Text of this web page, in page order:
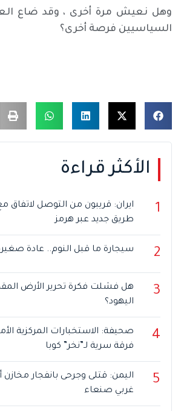
وهل نعيش مرة أخرى ، وقد ضاع
السياسيين فرصة أخرى؟
الأكثر قراءة
1
ايران: قريبون من التوصل لاتفاق
طريق جديد عبر هرمز
2 سيجارة ما قبل النوم.. عادة
3
هل فشلت فكرة تحرير الأرض
اليهود؟
4
صحيفة: الاستخبارات المركزية
فرقة سرية لـ”نخر” كوبا
5
اليمن: قتلى وجرحى بانفجار
غربي صنعاء